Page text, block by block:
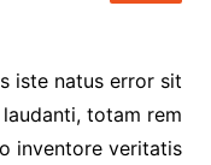
iste natus error sit
totam rem
inventore veritatis